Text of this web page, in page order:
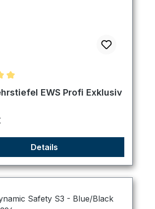
Bewertung von 5 von 5 Sternen
EWS Profi Exklusiv
Details